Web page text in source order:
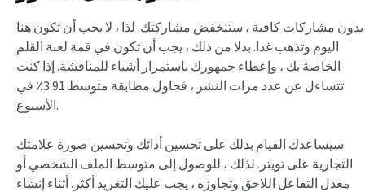
بدون مشاركات كافية ، ستنخفض مشاركتك. لذا ، لا يجب أن تكون هنا
اليوم وتذهب غدا. بدلا من ذلك ، يجب أن تكون في قمة لعبة القلم
الخاصة بك ، وإعطاء جمهورك باستمرار أشياء للمناقشة. إذا كنت
تتساءل عن عدد مرات النشر ، فحاول مطابقة متوسط 3.91٪ في
الأسبوع.
سيساعدك القيام بذلك على تحسين أدائك وتحسين صورة علامتك
التجارية على تويتر. لذلك ، للوصول إلى متوسط الملف الشخصي أو
معدل التفاعل اللاحق وتجاوزه ، يجب عليك التغريد أكثر. أثناء إنشاء